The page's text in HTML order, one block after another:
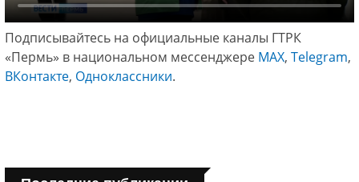
Подписывайтесь на официальные каналы ГТРК
«Пермь» в национальном мессенджере МАХ, Telegram,
ВКонтакте, Одноклассники.